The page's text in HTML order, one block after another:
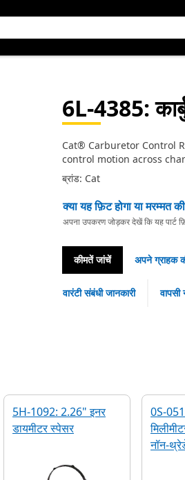
6L-4385:
Cat® Carburetor Control
control motion across
ब्रांड: Cat
क्या यह फ़िट होगा या मरम्मत
अपना उपकरण जोड़कर देखें कि यह पार्ट
कीमतें जांचें अपने ग्राहक
वारंटी संबंधी जानकारी वापसी
5H-1092: 2.26" इनर
डायमीटर स्पेसर
0S-
नॉन-